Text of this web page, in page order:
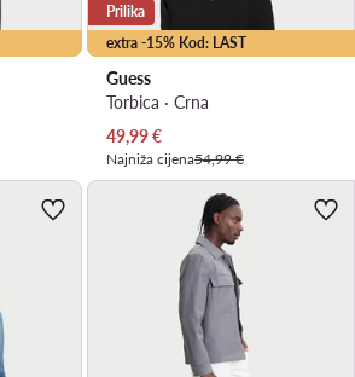
extra -15% Kod: LAST
Prilika
Guess
Torbica · Crna
Trenutna cijena
49,99€
Najniža cijena54,99 €